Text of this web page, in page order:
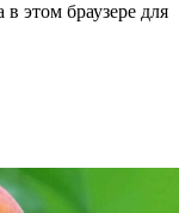
этом браузере для